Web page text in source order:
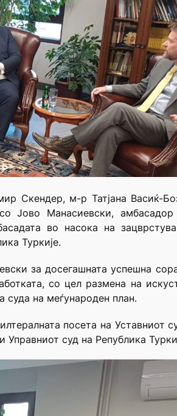
Скендер, м-р Татјана Васиќ-
Јово Манасиевски, амбасадор
во насока на
Туркије.
за досегашната успешна
со цел размена на
суда на меѓународен план.
посета на Уставниот
суд на Република